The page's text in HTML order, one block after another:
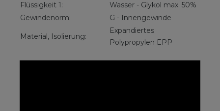
Flüssigkeit 1:
Wasser - Glykol max. 50%
Gewindenorm:
G - Innengewinde
Material, Isolierung:
Expandiertes
Polypropylen EPP